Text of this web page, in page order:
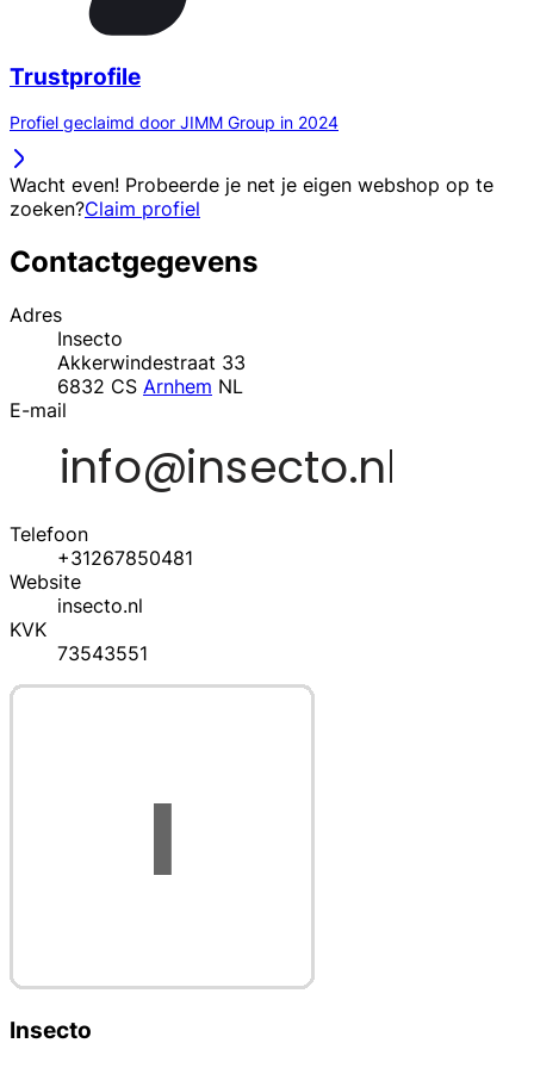
Trustprofile
Profiel geclaimd door JIMM Group in 2024
Wacht even! Probeerde je net je eigen webshop op te
zoeken?Claim profiel
Contactgegevens
Adres
Insecto
Akkerwindestraat 33
6832 CS Arnhem NL
E-mail
Telefoon
+31267850481
Website
insecto.nl
KVK
73543551
Insecto